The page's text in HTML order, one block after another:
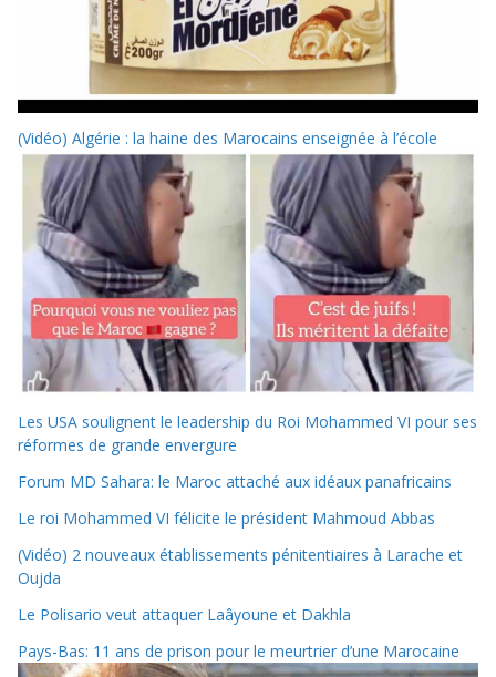
(Vidéo) Algérie : la haine des Marocains enseignée à l’école
Les USA soulignent le leadership du Roi Mohammed VI pour ses
réformes de grande envergure
Forum MD Sahara: le Maroc attaché aux idéaux panafricains
Le roi Mohammed VI félicite le président Mahmoud Abbas
(Vidéo) 2 nouveaux établissements pénitentiaires à Larache et
Oujda
Le Polisario veut attaquer Laâyoune et Dakhla
Pays-Bas: 11 ans de prison pour le meurtrier d’une Marocaine